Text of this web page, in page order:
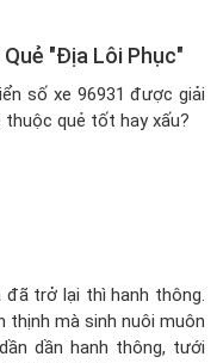
"Địa Lôi Phục"
số xe 96931 được giải
thuộc quẻ tốt hay xấu?
đã trở lại thì hanh thông.
thịnh mà sinh nuôi muôn
dần hanh thông, tưới